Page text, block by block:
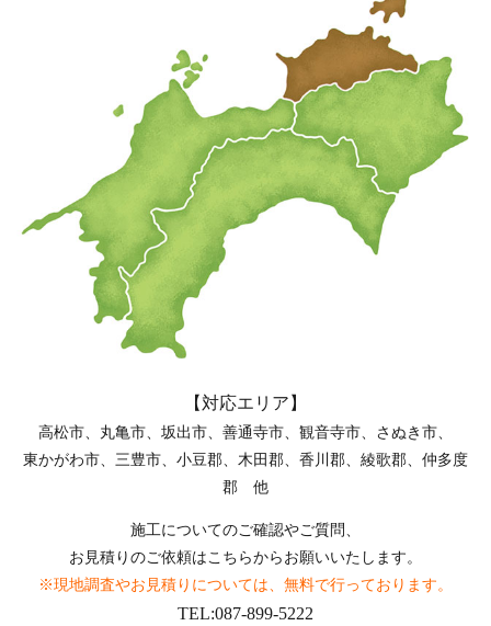
【対応エリア】
高松市、丸亀市、坂出市、善通寺市、観音寺市、さぬき市、
東かがわ市、三豊市、小豆郡、木田郡、香川郡、綾歌郡、仲多度
郡 他
施工についてのご確認やご質問、
お見積りのご依頼はこちらからお願いいたします。
※現地調査やお見積りについては、無料で行っております。
TEL:087-899-5222